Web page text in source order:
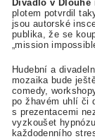
Divadlo v Dlouhé
plotem potvrdil
jsou autorské
publika, že se
„mission
Hudební a
mozaika bude
comedy,
po žhavém uhlí či
s prezentacemi
vyzkoušet
každodenního